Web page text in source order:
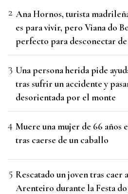
Ana Hornos, turista
es para vivir, pero Viana do
perfecto para desconectar
Una persona herida pide
tras sufrir un accidente y
desorientada por el monte
Muere una mujer de 66 años
tras caerse de un caballo
Rescatado un joven tras caer
Arenteiro durante la Festa